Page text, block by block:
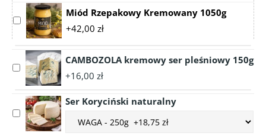
Select
accessory
Rzepakowy
Kremowany
1050g
Miód Rzepakowy Kremowany 1050g
+42,00 zł
Select
accessory
kremowy
ser
pleśniowy
CAMBOZOLA kremowy ser pleśniowy 150g
+16,00 zł
Select
accessory
Ser Koryciński naturalny
Choose
accessory